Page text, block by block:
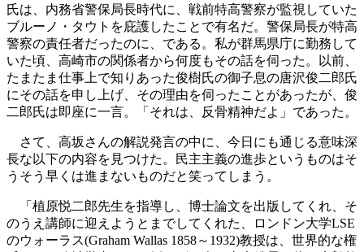
氏は、内務省警保局長時代に、戦前特高警察が監視していた
ブルーノ・タウトを庇護したことで有名だ。警保局長が特高
警察の責任者だったのに、である。私が群馬県庁に勤務して
いた頃、高崎市の関係者から何度もその話を伺った。以前、
たまたま仕事上で知りあった俊樹氏の御子息の唐沢俊二郎氏
にその話を申し上げ、その理由を伺ったことがあったが、俊
二郎氏は即座に一言。「それは、反骨精神だよ」であった。
さて、高坂さんの解説発言の中に、今日にも通じる意味深
長な以下の内容を見つけた。民主主義の進歩というものはそ
うそう早くは進まないものだと笑ってしまう。
「植原悦二郎先生を指導し、博士論文を出版してくれ、そ
のうえ講師に迎えようとまでしてくれた、ロンドン大学LSE
のウォーラス(Graham Wallas 1858～1932)教授は、世界的な権